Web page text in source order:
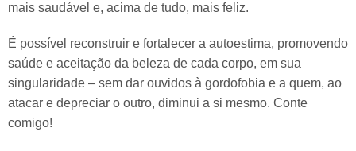
mais saudável e, acima de tudo, mais feliz.
É possível reconstruir e fortalecer a autoestima, promovendo
saúde e aceitação da beleza de cada corpo, em sua
singularidade – sem dar ouvidos à gordofobia e a quem, ao
atacar e depreciar o outro, diminui a si mesmo. Conte
comigo!